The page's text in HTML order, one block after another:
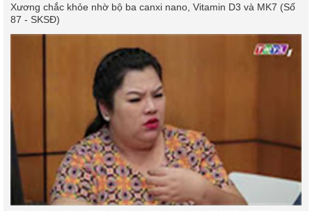
Xương chắc khỏe nhờ bộ ba canxi nano, Vitamin D3 và MK7 (Số
87 - SKSĐ)